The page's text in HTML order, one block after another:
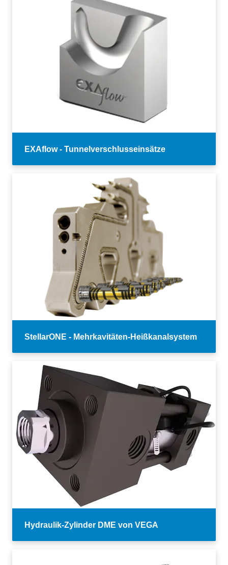
EXAflow - Tunnelverschlusseinsätze
StellarONE - Mehrkavitäten-Heißkanalsystem
Hydraulik-Zylinder DME von VEGA